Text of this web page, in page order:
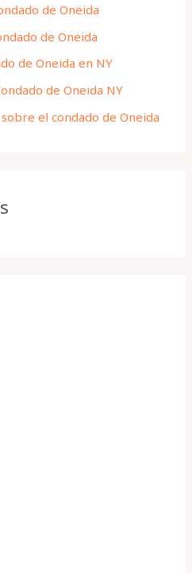
de Oneida
de Oneida
de Oneida en NY
de Oneida NY
el condado de Oneida